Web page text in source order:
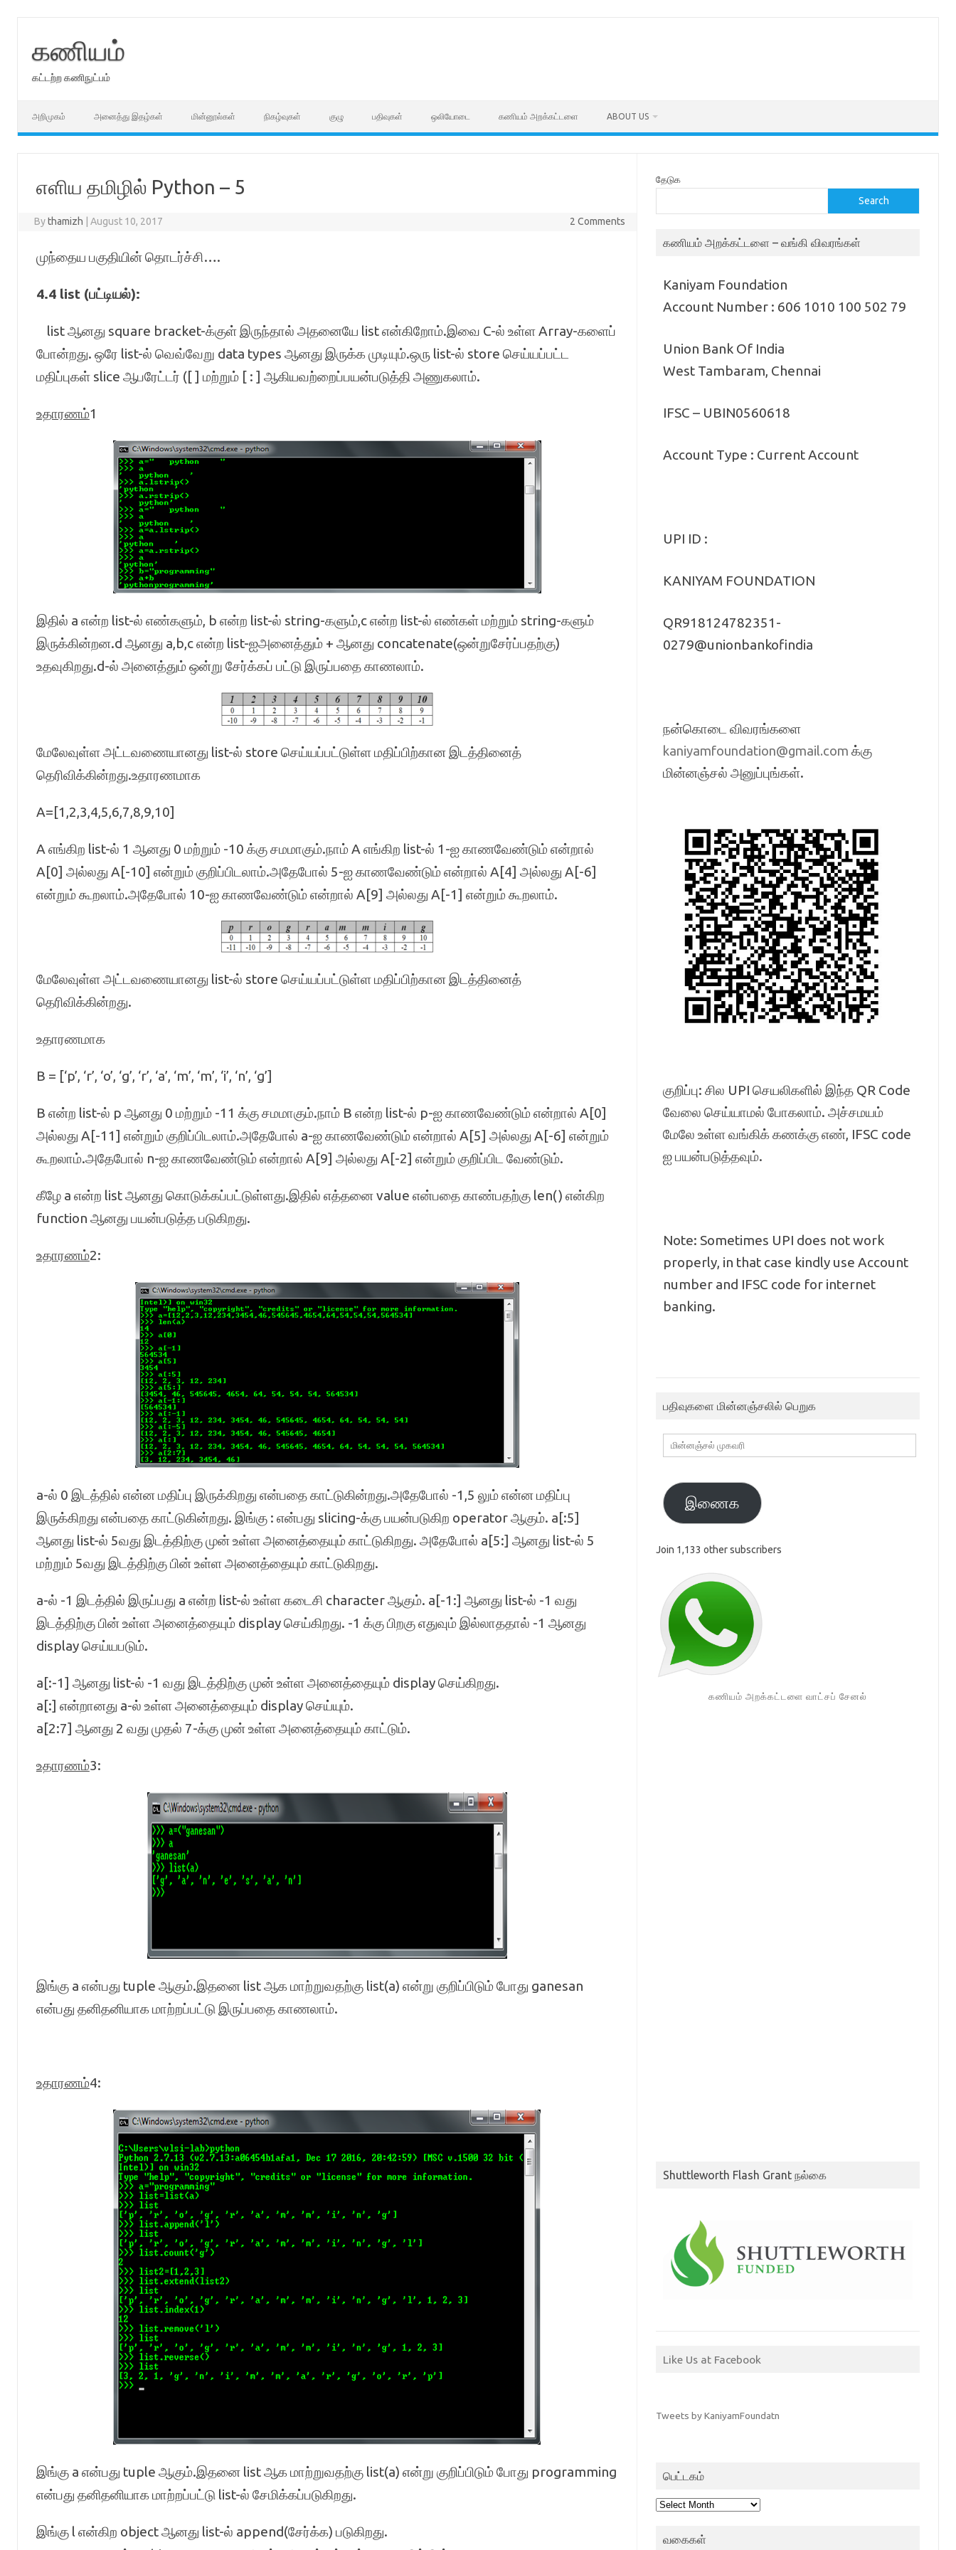
கணியம்
கட்டற்ற கணிநுட்பம்
அறிமுகம் அனைத்து இதழ்கள் மின்னூல்கள் நிகழ்வுகள் குழு பதிவுகள் ஒலியோடை கணியம் அறக்கட்டளை ABOUT US
எளிய தமிழில் Python – 5
Bythamizh August 10, 2017 2 Comments
முந்தைய பகுதியின் தொடர்ச்சி….
4.4 list (பட்டியல்):
list ஆனது square bracket-க்குள் இருந்தால் அதனையே list என்கிறோம்.இவை C-ல் உள்ள Array-களைப்
போன்றது. ஒரே list-ல் வெவ்வேறு data types ஆனது இருக்க முடியும்.ஒரு list-ல் store செய்யப்பட்ட
மதிப்புகள் slice ஆபரேட்டர் ([ ] மற்றும் [ : ] ஆகியவற்றைப்பயன்படுத்தி அணுகலாம்.
உதாரணம்1
இதில் a என்ற list-ல் எண்களும், b என்ற list-ல் string-களும்,c என்ற list-ல் எண்கள் மற்றும் string-களும்
இருக்கின்றன.d ஆனது a,b,c என்ற list-ஐஅனைத்தும் + ஆனது concatenate(ஒன்றுசேர்ப்பதற்கு)
உதவுகிறது.d-ல் அனைத்தும் ஒன்று சேர்க்கப் பட்டு இருப்பதை காணலாம்.
மேலேவுள்ள அட்டவணையானது list-ல் store செய்யப்பட்டுள்ள மதிப்பிற்கான இடத்தினைத்
தெரிவிக்கின்றது.உதாரணமாக
A=[1,2,3,4,5,6,7,8,9,10]
A எங்கிற list-ல் 1 ஆனது 0 மற்றும் -10 க்கு சமமாகும்.நாம் A எங்கிற list-ல் 1-ஐ காணவேண்டும் என்றால்
A[0] அல்லது A[-10] என்றும் குறிப்பிடலாம்.அதேபோல் 5-ஐ காணவேண்டும் என்றால் A[4] அல்லது A[-6]
என்றும் கூறலாம்.அதேபோல் 10-ஐ காணவேண்டும் என்றால் A[9] அல்லது A[-1] என்றும் கூறலாம்.
மேலேவுள்ள அட்டவணையானது list-ல் store செய்யப்பட்டுள்ள மதிப்பிற்கான இடத்தினைத்
தெரிவிக்கின்றது.
உதாரணமாக
B = [‘p’, ‘r’, ‘o’, ‘g’, ‘r’, ‘a’, ‘m’, ‘m’, ‘i’, ‘n’, ‘g’]
B என்ற list-ல் p ஆனது 0 மற்றும் -11 க்கு சமமாகும்.நாம் B என்ற list-ல் p-ஐ காணவேண்டும் என்றால் A[0]
அல்லது A[-11] என்றும் குறிப்பிடலாம்.அதேபோல் a-ஐ காணவேண்டும் என்றால் A[5] அல்லது A[-6] என்றும்
கூறலாம்.அதேபோல் n-ஐ காணவேண்டும் என்றால் A[9] அல்லது A[-2] என்றும் குறிப்பிட வேண்டும்.
கீழே a என்ற list ஆனது கொடுக்கப்பட்டுள்ளது.இதில் எத்தனை value என்பதை காண்பதற்கு len() என்கிற
function ஆனது பயன்படுத்த படுகிறது.
உதாரணம்2:
a-ல் 0 இடத்தில் என்ன மதிப்பு இருக்கிறது என்பதை காட்டுகின்றது.அதேபோல் -1,5 லும் என்ன மதிப்பு
இருக்கிறது என்பதை காட்டுகின்றது. இங்கு : என்பது slicing-க்கு பயன்படுகிற operator ஆகும். a[:5]
ஆனது list-ல் 5வது இடத்திற்கு முன் உள்ள அனைத்தையும் காட்டுகிறது. அதேபோல் a[5:] ஆனது list-ல் 5
மற்றும் 5வது இடத்திற்கு பின் உள்ள அனைத்தையும் காட்டுகிறது.
a-ல் -1 இடத்தில் இருப்பது a என்ற list-ல் உள்ள கடைசி character ஆகும். a[-1:] ஆனது list-ல் -1 வது
இடத்திற்கு பின் உள்ள அனைத்தையும் display செய்கிறது. -1 க்கு பிறகு எதுவும் இல்லாததால் -1 ஆனது
display செய்யபடும்.
a[:-1] ஆனது list-ல் -1 வது இடத்திற்கு முன் உள்ள அனைத்தையும் display செய்கிறது.
a[:] என்றானது a-ல் உள்ள அனைத்தையும் display செய்யும்.
a[2:7] ஆனது 2 வது முதல் 7-க்கு முன் உள்ள அனைத்தையும் காட்டும்.
உதாரணம்3:
இங்கு a என்பது tuple ஆகும்.இதனை list ஆக மாற்றுவதற்கு list(a) என்று குறிப்பிடும் போது ganesan
என்பது தனிதனியாக மாற்றப்பட்டு இருப்பதை காணலாம்.
உதாரணம்4:
இங்கு a என்பது tuple ஆகும்.இதனை list ஆக மாற்றுவதற்கு list(a) என்று குறிப்பிடும் போது programming
என்பது தனிதனியாக மாற்றப்பட்டு list-ல் சேமிக்கப்படுகிறது.
இங்கு l என்கிற object ஆனது list-ல் append(சேர்க்க) படுகிறது.
தேடுக
Search
கணியம் அறக்கட்டளை – வங்கி விவரங்கள்
Kaniyam Foundation
Account Number : 606 1010 100 502 79
Union Bank Of India
West Tambaram, Chennai
IFSC – UBIN0560618
Account Type : Current Account
UPI ID :
KANIYAM FOUNDATION
QR918124782351-
0279@unionbankofindia
நன்கொடை விவரங்களை
kaniyamfoundation@gmail.com க்கு
மின்னஞ்சல் அனுப்புங்கள்.
குறிப்பு: சில UPI செயலிகளில் இந்த QR Code
வேலை செய்யாமல் போகலாம். அச்சமயம்
மேலே உள்ள வங்கிக் கணக்கு எண், IFSC code
ஐ பயன்படுத்தவும்.
Note: Sometimes UPI does not work
properly, in that case kindly use Account
number and IFSC code for internet
banking.
பதிவுகளை மின்னஞ்சலில் பெறுக
மின்னஞ்சல்
முகவரி
இணைக
Join 1,133 other subscribers
கணியம் அறக்கட்டளை வாட்சப் சேனல்
Shuttleworth Flash Grant நல்கை
Like Us at Facebook
Tweets by KaniyamFoundatn
பெட்டகம்
பெட்டகம்
வகைகள்